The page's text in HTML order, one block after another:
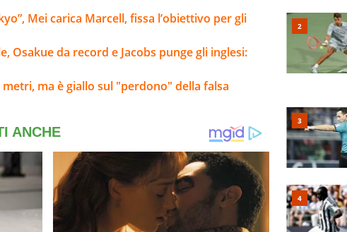
Mei carica Marcell, fissa l’obiettivo per gli
Osakue da record e Jacobs punge gli inglesi:
ma è giallo sul "perdono" della falsa